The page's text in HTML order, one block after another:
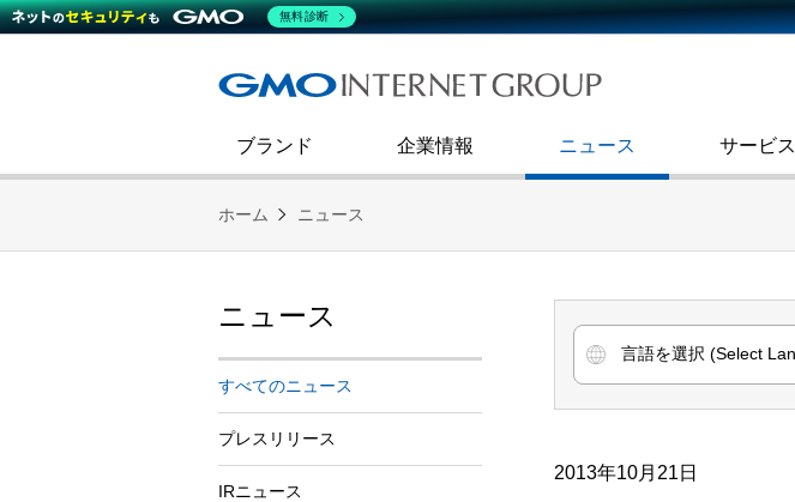
ブランド
企業情報
会社概要
社史
ニュース
技術ブログ
サービス
インターネットセキュリティ事業
コミュニケーション
ダイバーシティ＆インクルージョン
熊谷正寿が語るグループ成長戦略・
財務・業績
よくあるご質問
第二新卒採用
ホーム ニュース
2013年10月21日
ニュース
すべてのニュース
プレスリリース
IRニュース
無料診断